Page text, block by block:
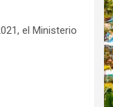
el Ministerio